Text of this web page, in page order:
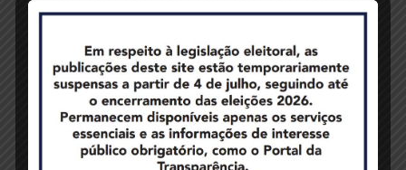
remanescentes de quilombolas;
– Certidão de títulos expedidos com a localização
georreferenciada
– Informação sobre a confirmação da expedição de
títulos
– Informação sobre a jurisdição de áreas (públicas ou